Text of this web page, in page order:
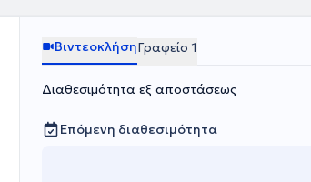
ΒιντεοκλήσηΓραφείο 1
Διαθεσιμότητα εξ αποστάσεως
Επόμενη διαθεσιμότητα